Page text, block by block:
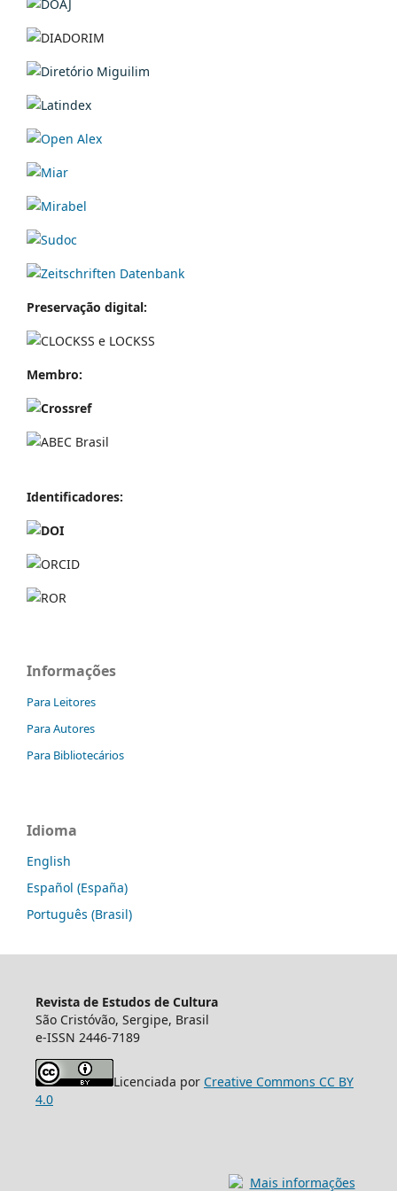
Preservação digital:
Membro:
Identificadores:
Informações
Para Leitores
Para Autores
Para Bibliotecários
Idioma
English
Español (España)
Português (Brasil)
Revista de Estudos de Cultura
São Cristóvão, Sergipe, Brasil
e-ISSN 2446-7189
Licenciada por Creative Commons CC BY
4.0